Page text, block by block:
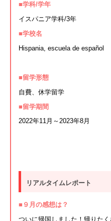
■学科/学年
イスパニア学科/3年
■学校名
Hispania, escuela de español
■留学形態
自費、休学留学
■留学期間
2022年11月～2023年8月
リアルタイムレポート
■９月の感想は？
ついに帰国しました！帰りたく